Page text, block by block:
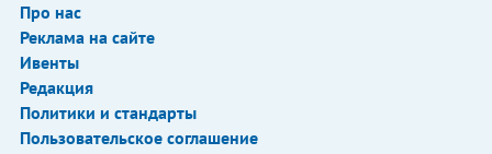
Про нас
Реклама на сайте
Ивенты
Редакция
Политики и стандарты
Пользовательское соглашение